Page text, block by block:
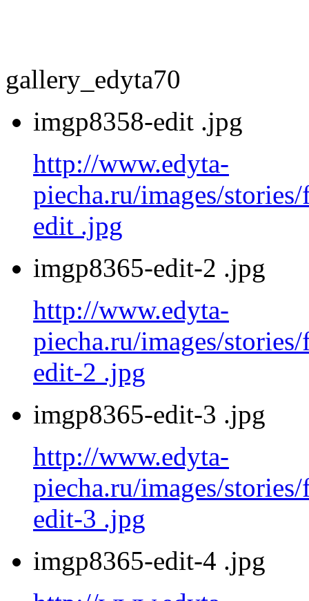
gallery_edyta70
imgp8358-edit .jpg
http://www.edyta-
piecha.ru/images/
edit .jpg
imgp8365-edit-2 .jpg
http://www.edyta-
piecha.ru/images/
edit-2 .jpg
imgp8365-edit-3 .jpg
http://www.edyta-
piecha.ru/images/
edit-3 .jpg
imgp8365-edit-4 .jpg